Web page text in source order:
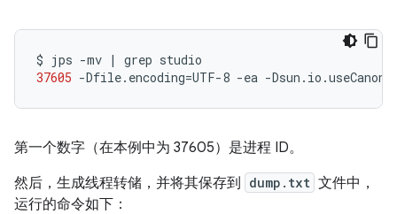
$ jps -mv | grep
37605 -Dfile.encoding=UTF-8 -ea -
第一个数字（在本例中为 37605）是进程 ID。
然后，生成线程转储，并将其保存到 dump.txt 文件中，
运行的命令如下：